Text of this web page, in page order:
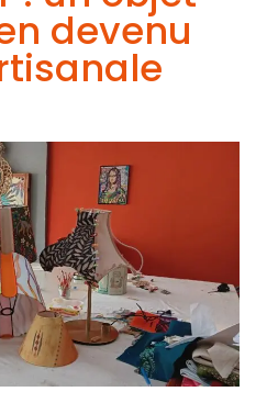
devenu